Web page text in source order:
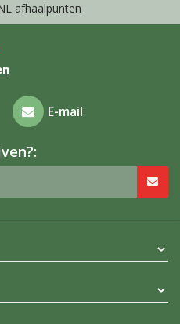
afhaalpunten
E-mail